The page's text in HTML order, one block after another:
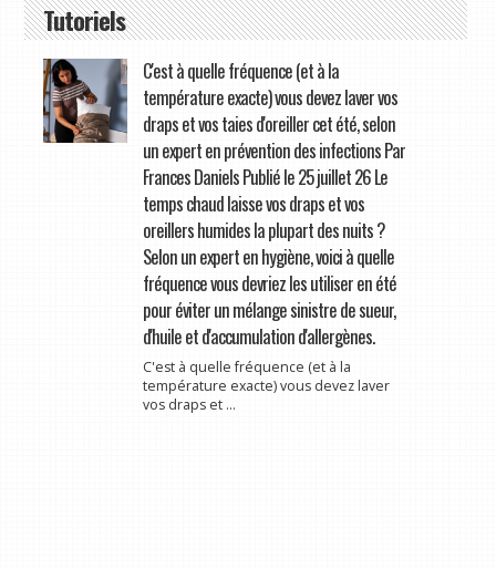
Tutoriels
C'est à quelle fréquence (et à la
température exacte) vous devez laver vos
draps et vos taies d'oreiller cet été, selon
un expert en prévention des infections Par
Frances Daniels Publié le 25 juillet 26 Le
temps chaud laisse vos draps et vos
oreillers humides la plupart des nuits ?
Selon un expert en hygiène, voici à quelle
fréquence vous devriez les utiliser en été
pour éviter un mélange sinistre de sueur,
d'huile et d'accumulation d'allergènes.
C'est à quelle fréquence (et à la
température exacte) vous devez laver
vos draps et ...